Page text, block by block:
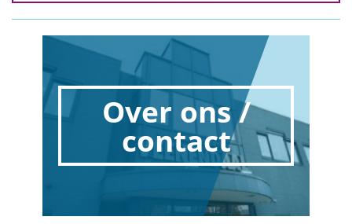
Over ons /
contact